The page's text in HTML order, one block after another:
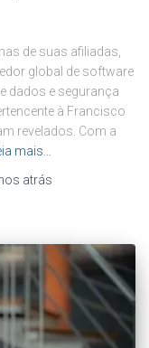
de suas afiliadas,
global de software
dados e segurança
à Francisco
revelados. Com a
mais…
atrás